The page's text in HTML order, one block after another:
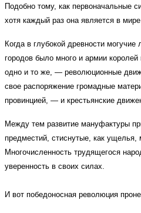
Подобно тому, как первоначальные
хотя каждый раз она является в
Когда в глубокой древности
городов было много и армии
одно и то же, — революционные
свое распоряжение громадные
провинцией, — и крестьянские
Между тем развитие мануфактуры
предместий, стиснутые, как
Многочисленность трудящегося
уверенность в своих силах.
И вот победоносная революция